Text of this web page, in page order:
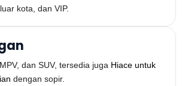
kota, dan VIP.
dan SUV, tersedia juga Hiace untuk
dengan sopir.